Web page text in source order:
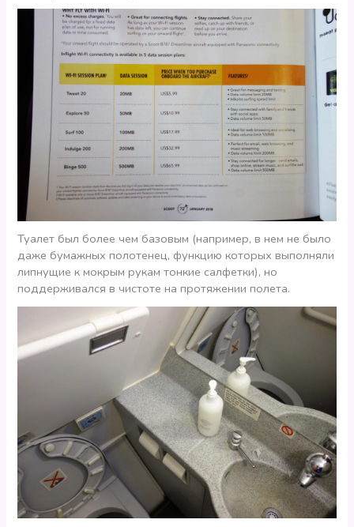
Туалет был более чем базовым (например, в нем не было
даже бумажных полотенец, функцию которых выполняли
липнущие к мокрым рукам тонкие салфетки), но
поддерживался в чистоте на протяжении полета.